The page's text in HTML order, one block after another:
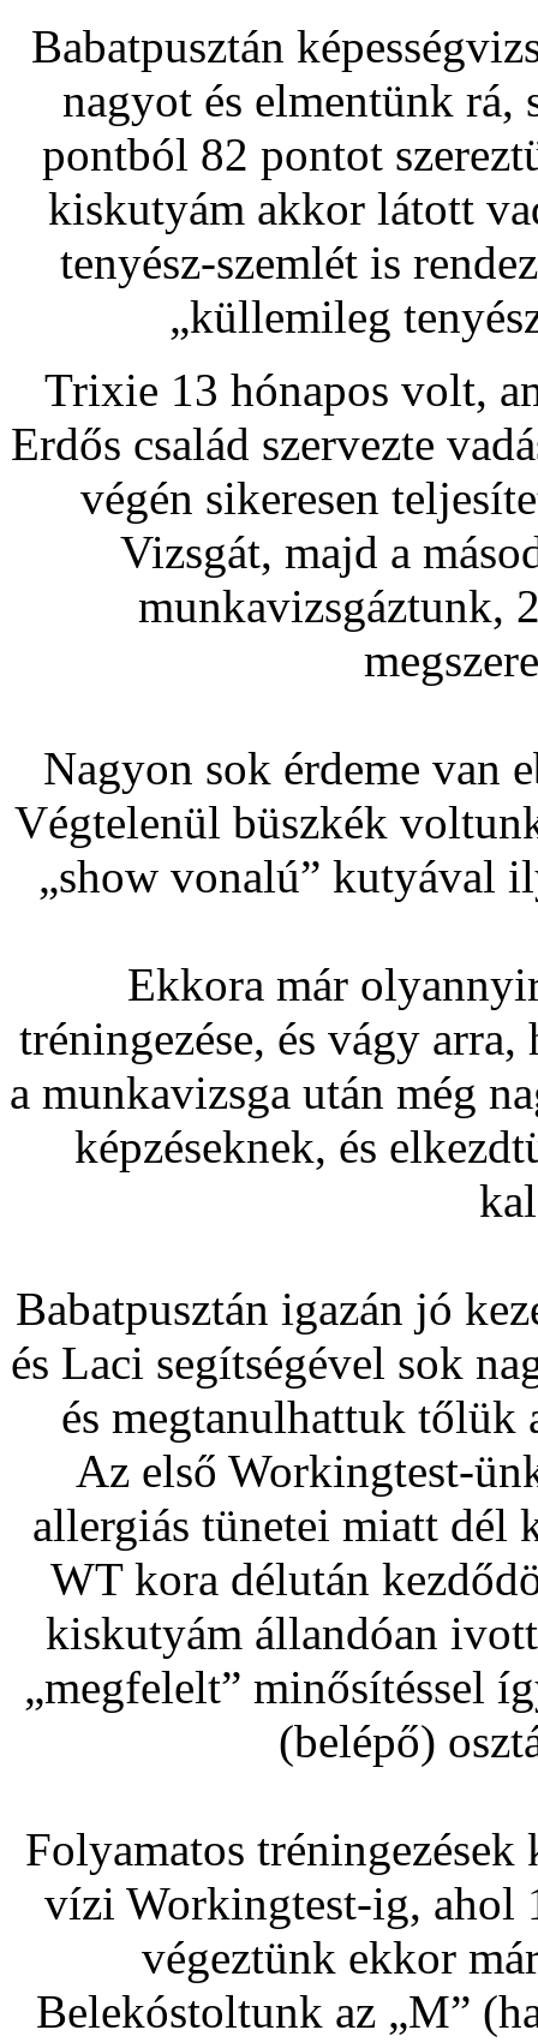
Babatpusztán
nagyot és elmentünk
pontból 82 pontot
kiskutyám akkor látott
tenyész-szemlét is
„küllemileg
Trixie 13 hónapos volt,
Erdős család szervezte
végén sikeresen
Vizsgát, majd a
munkavizsgáztunk,
Nagyon sok érdeme van
Végtelenül büszkék
„show vonalú” kutyával
Ekkora már
tréningezése, és vágy
a munkavizsga után még
képzéseknek, és
Babatpusztán igazán jó
és Laci segítségével sok
és megtanulhattuk tőlük
Az első Workingtest-
allergiás tünetei miatt dél
WT kora délután
kiskutyám állandóan
„megfelelt” minősítéssel
(belépő)
Folyamatos
vízi Workingtest-ig, ahol
végeztünk ekkor
Belekóstoltunk az „M”